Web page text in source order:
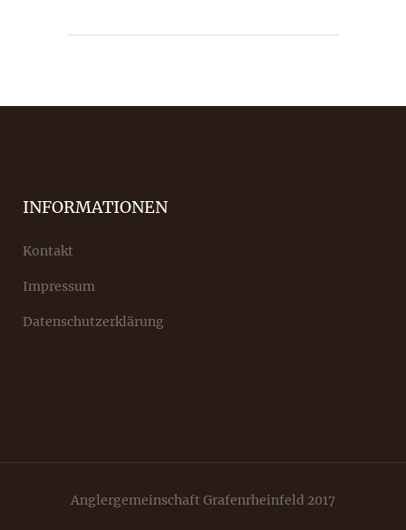
INFORMATIONEN
Kontakt
Impressum
Datenschutzerklärung
Anglergemeinschaft Grafenrheinfeld 2017